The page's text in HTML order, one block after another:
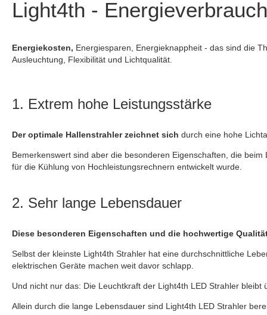
Light4th -
Energiekosten, Energiesparen, Energieknappheit - das sind die
Ausleuchtung, Flexibilität und Lichtqualität.
1. Extrem hohe Leistungsstärke
Der optimale Hallenstrahler zeichnet sich durch eine hohe
Bemerkenswert sind aber die besonderen Eigenschaften, die
für die Kühlung von Hochleistungsrechnern entwickelt wurde.
2. Sehr lange Lebensdauer
Diese besonderen Eigenschaften und die hochwertige
Selbst der kleinste Light4th Strahler hat eine durchschnittliche
elektrischen Geräte machen weit davor schlapp.
Und nicht nur das: Die Leuchtkraft der Light4th LED Strahler
Allein durch die lange Lebensdauer sind Light4th LED Strahler